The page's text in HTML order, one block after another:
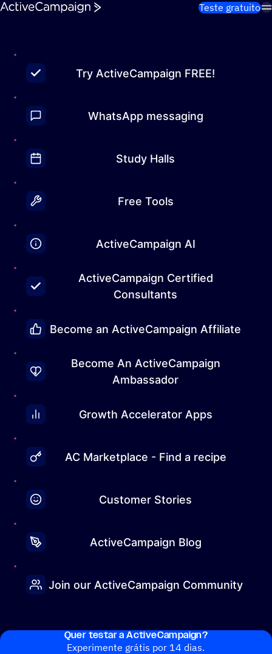
Pular para o conteúdo Teste gratuito
Try ActiveCampaign FREE!
WhatsApp messaging
Study Halls
Free Tools
ActiveCampaign AI
ActiveCampaign Certified
Consultants
Become an ActiveCampaign Affiliate
Become An ActiveCampaign
Ambassador
Growth Accelerator Apps
AC Marketplace - Find a recipe
Customer Stories
ActiveCampaign Blog
Join our ActiveCampaign Community
Quer testar a ActiveCampaign?
Experimente grátis por 14 dias.